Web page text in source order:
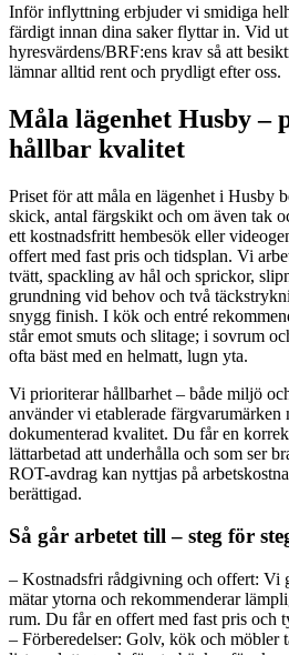
Inför inflyttning erbjuder vi smidiga
färdigt innan dina saker flyttar in. Vid
hyresvärdens/BRF:ens krav så att
lämnar alltid rent och prydligt efter oss.
Måla lägenhet Husby –
hållbar kvalitet
Priset för att måla en lägenhet i Husby
skick, antal färgskikt och om även tak
ett kostnadsfritt hembesök eller
offert med fast pris och tidsplan. Vi
tvätt, spackling av hål och sprickor,
grundning vid behov och två
snygg finish. I kök och entré
står emot smuts och slitage; i sovrum
ofta bäst med en helmatt, lugn yta.
Vi prioriterar hållbarhet – både miljö
använder vi etablerade färgvarumärken
dokumenterad kvalitet. Du får en
lättarbetad att underhålla och som ser
ROT-avdrag kan nyttjas på
berättigad.
Så går arbetet till – steg för
– Kostnadsfri rådgivning och offert: Vi
mätar ytorna och rekommenderar
rum. Du får en offert med fast pris och
– Förberedelser: Golv, kök och möbler